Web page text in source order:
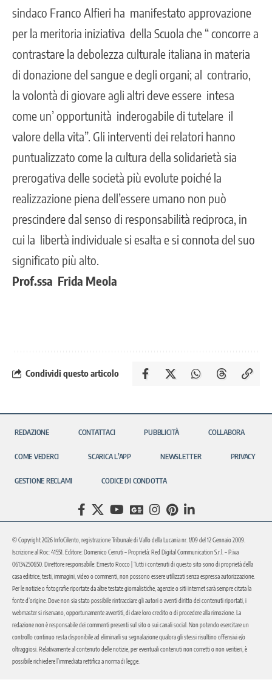
sindaco Franco Alfieri ha manifestato approvazione
per la meritoria iniziativa della Scuola che “ concorre a
contrastare la debolezza culturale italiana in materia
di donazione del sangue e degli organi; al contrario,
la volontà di giovare agli altri deve essere intesa
come un’ opportunità inderogabile di tutelare il
valore della vita”. Gli interventi dei relatori hanno
puntualizzato come la cultura della solidarietà sia
prerogativa delle società più evolute poiché la
realizzazione piena dell’essere umano non può
prescindere dal senso di responsabilità reciproca, in
cui la libertà individuale si esalta e si connota del suo
significato più alto.
Prof.ssa Frida Meola
Condividi questo articolo
REDAZIONE CONTATTACI PUBBLICITÀ COLLABORA
COME VEDERCI SCARICA L’APP NEWSLETTER PRIVACY
GESTIONE RECLAMI CODICE DI CONDOTTA
© Copyright 2026 InfoCilento, registrazione Tribunale di Vallo della Lucania nr. 1/09 del 12 Gennaio 2009.
Iscrizione al Roc: 41551. Editore: Domenico Cerruti – Proprietà: Red Digital Communication S.r.l. – P.iva
06134250650. Direttore responsabile: Ernesto Rocco | Tutti i contenuti di questo sito sono di proprietà della
casa editrice, testi, immagini, video o commenti, non possono essere utilizzati senza espressa autorizzazione.
Per le notizie o fotografie riportate da altre testate giornalistiche, agenzie o siti internet sarà sempre citata la
fonte d’origine. Dove non sia stato possibile rintracciare gli autori o aventi diritto dei contenuti riportati, i
webmaster si riservano, opportunamente avvertiti, di dare loro credito o di procedere alla rimozione. La
redazione non è responsabile dei commenti presenti sul sito o sui canali social. Non potendo esercitare un
controllo continuo resta disponibile ad eliminarli su segnalazione qualora gli stessi risultino offensivi e/o
oltraggiosi. Relativamente al contenuto delle notizie, per eventuali contenuti non corretti o non veritieri, è
possibile richiedere l’immediata rettifica a norma di legge.